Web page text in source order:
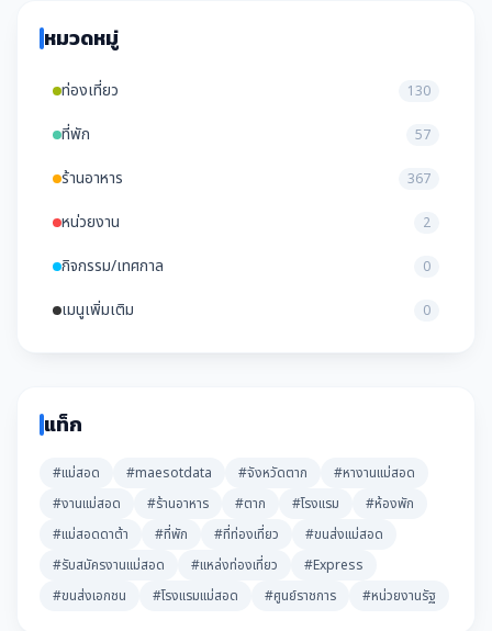
หมวดหมู่
ท่องเที่ยว 130
ที่พัก 57
ร้านอาหาร 367
หน่วยงาน 2
กิจกรรม/เทศกาล 0
เมนูเพิ่มเติม 0
แท็ก
#แม่สอด #maesotdata #จังหวัดตาก
#หางานแม่สอด
#งานแม่สอด
#ร้านอาหาร #ตาก #โรงแรม
#ห้องพัก
#แม่สอดดาต้า
#ที่พัก #ที่ท่องเที่ยว
#ขนส่งแม่สอด
#รับสมัครงานแม่สอด
#แหล่งท่องเที่ยว
#Express
#ขนส่งเอกชน
#โรงแรมแม่สอด #ศูนย์ราชการ #หน่วยงานรัฐ